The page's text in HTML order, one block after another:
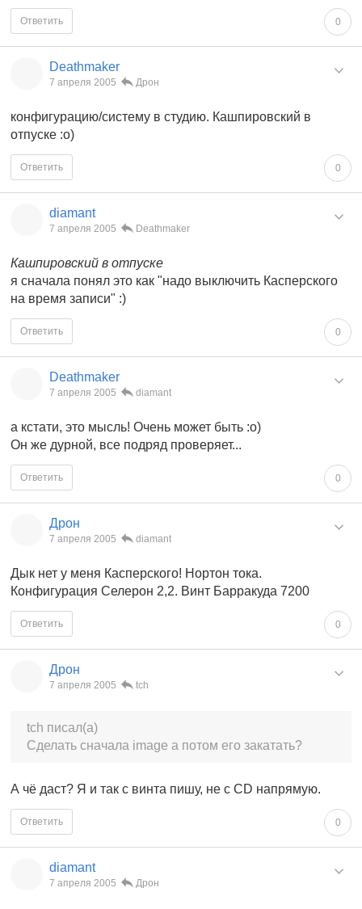
0
Ответить
Deathmaker
7 апреля 2005 Дрон
конфигурацию/систему в студию. Кашпировский в
отпуске :о)
0
Ответить
diamant
7 апреля 2005 Deathmaker
Кашпировский в отпуске
я сначала понял это как "надо выключить Касперского
на время записи" :)
0
Ответить
Deathmaker
7 апреля 2005 diamant
а кстати, это мысль! Очень может быть :о)
Он же дурной, все подряд проверяет...
0
Ответить
Дрон
7 апреля 2005 diamant
Дык нет у меня Касперского! Нортон тока.
Конфигурация Селерон 2,2. Винт Барракуда 7200
0
Ответить
Дрон
7 апреля 2005 tch
tch писал(а)
Сделать сначала image а потом его закатать?
А чё даст? Я и так с винта пишу, не с CD напрямую.
0
Ответить
diamant
7 апреля 2005 Дрон